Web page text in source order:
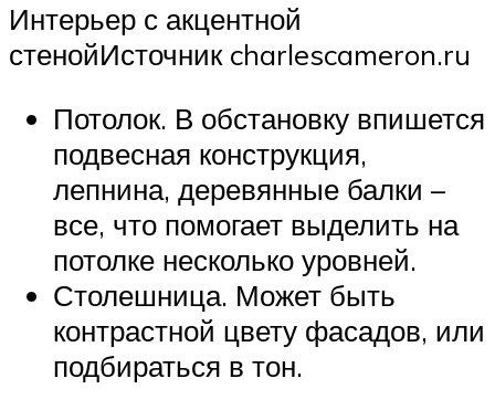
Интерьер с акцентной
стенойИсточник charlescameron.ru
Потолок. В обстановку впишется
подвесная конструкция,
лепнина, деревянные балки –
все, что помогает выделить на
потолке несколько уровней.
Столешница. Может быть
контрастной цвету фасадов, или
подбираться в тон.